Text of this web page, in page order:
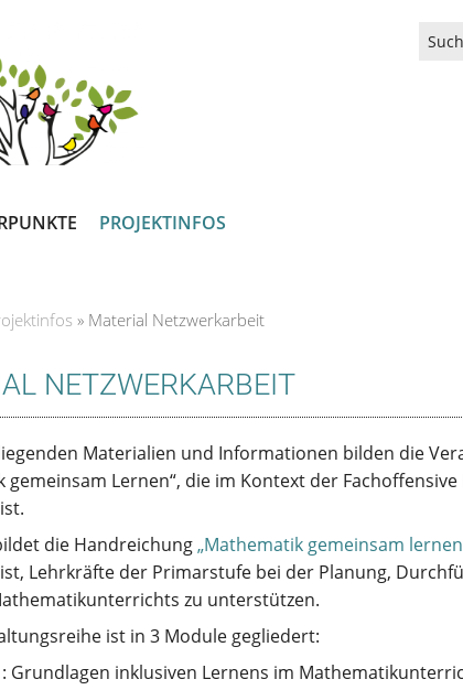
PROJEKTINFOS
» Material Netzwerkarbeit
NETZWERKARBEIT
Materialien und Informationen bilden die
gemeinsam Lernen“, die im Kontext der
die Handreichung„Mathematik gemeinsam
Lehrkräfte der Primarstufe bei der Planung,
zu unterstützen.
ist in 3 Module gegliedert:
Grundlagen inklusiven Lernens im